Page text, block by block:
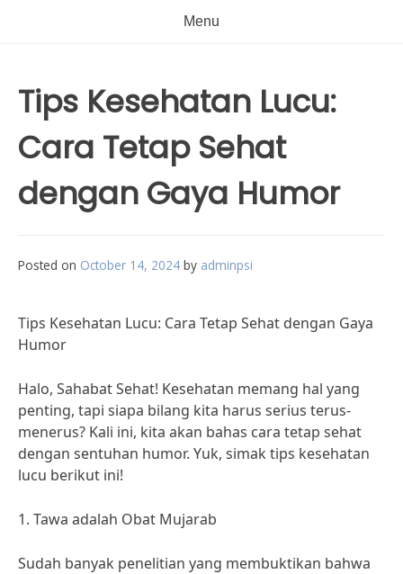
Menu
Tips Kesehatan Lucu:
Cara Tetap Sehat
dengan Gaya Humor
Posted on October 14, 2024 by adminpsi
Tips Kesehatan Lucu: Cara Tetap Sehat dengan Gaya
Humor
Halo, Sahabat Sehat! Kesehatan memang hal yang
penting, tapi siapa bilang kita harus serius terus-
menerus? Kali ini, kita akan bahas cara tetap sehat
dengan sentuhan humor. Yuk, simak tips kesehatan
lucu berikut ini!
1. Tawa adalah Obat Mujarab
Sudah banyak penelitian yang membuktikan bahwa